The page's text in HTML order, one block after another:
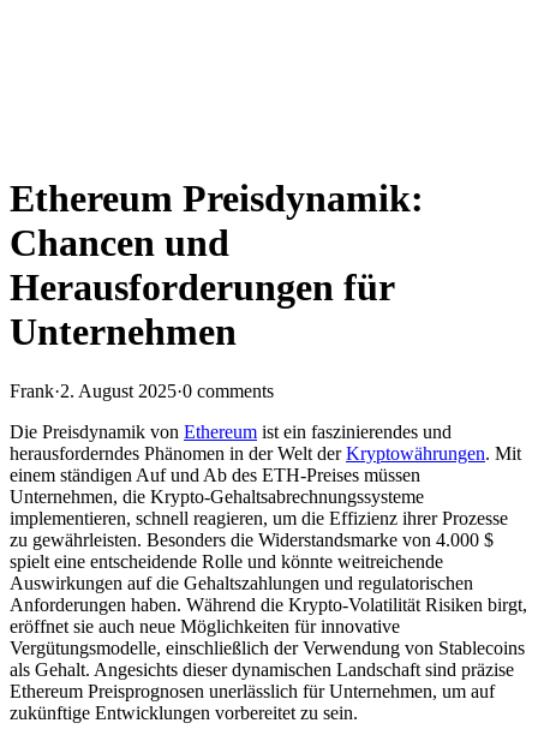
Ethereum Preisdynamik:
Chancen und
Herausforderungen für
Unternehmen
Frank·2. August 2025·0 comments
Die Preisdynamik von Ethereum ist ein faszinierendes und
herausforderndes Phänomen in der Welt derKryptowährungen. Mit
einem ständigen Auf und Ab des ETH-Preises müssen
Unternehmen, die Krypto-Gehaltsabrechnungssysteme
implementieren, schnell reagieren, um die Effizienz ihrer Prozesse
zu gewährleisten. Besonders die Widerstandsmarke von 4.000 $
spielt eine entscheidende Rolle und könnte weitreichende
Auswirkungen auf die Gehaltszahlungen und regulatorischen
Anforderungen haben. Während die Krypto-Volatilität Risiken birgt,
eröffnet sie auch neue Möglichkeiten für innovative
Vergütungsmodelle, einschließlich der Verwendung von Stablecoins
als Gehalt. Angesichts dieser dynamischen Landschaft sind präzise
Ethereum Preisprognosen unerlässlich für Unternehmen, um auf
zukünftige Entwicklungen vorbereitet zu sein.